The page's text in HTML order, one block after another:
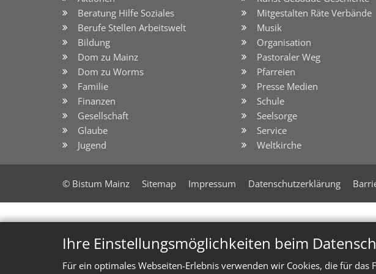
Ihre Einstellungsmöglichkeiten beim
Für ein optimales Webseiten-Erlebnis verwenden wir Cookies, die für
Beratung Hilfe Soziales
Berufe Stellen Arbeitswelt
Bildung
Dom zu Mainz
Dom zu Worms
Familie
Finanzen
Gesellschaft
Glaube
Jugend
Mitgestalten Räte Verbände
Musik
Organisation
Pastoraler Weg
Pfarreien
Presse Medien
Schule
Seelsorge
Service
Weltkirche
© Bistum Mainz Sitemap Impressum Datenschutzerklärung